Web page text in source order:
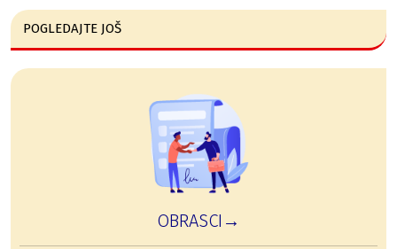
POGLEDAJTE JOŠ
OBRASCI→